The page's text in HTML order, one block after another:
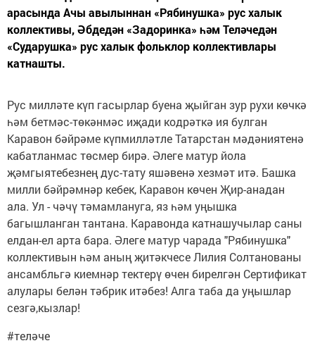
арасында Ачы авылыннан «Рябинушка» рус халык
коллективы, Әбдедән «Задоринка» һәм Теләчедән
«Сударушка» рус халык фольклор коллективлары
катнашты.
Рус милләте күп гасырлар буена җыйган зур рухи көчкә
һәм бетмәс-төкәнмәс иҗади кодрәткә ия булган
Каравон бәйрәме күпмилләтле Татарстан мәдәниятенә
кабатланмас төсмер бирә. Әлеге матур йола
җәмгыятебезнең дус-тату яшәвенә хезмәт итә. Башка
милли бәйрәмнәр кебек, Каравон көчен Җир-анадан
ала. Ул - чәчү тәмамлануга, яз һәм уңышка
багышланган тантана. Каравонда катнашучылар саны
елдан-ел арта бара. Әлеге матур чарада "Рябинушка"
коллективын һәм аның җитәкчесе Лилия Солтанованы
ансамбльгә киемнәр тектерү өчен бирелгән Сертификат
алулары белән тәбрик итәбез! Алга таба да уңышлар
сезгә,кызлар!
#теләче